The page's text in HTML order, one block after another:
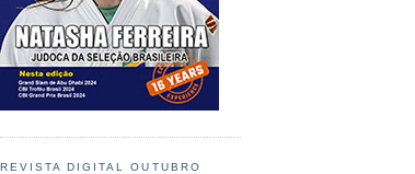
REVISTA DIGITAL OUTUBRO